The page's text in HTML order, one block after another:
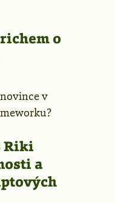
o
v
Riki
a